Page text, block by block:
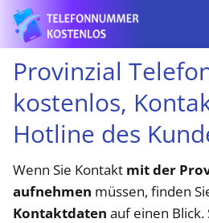
Provinzial
kostenlos,
Hotline des
Wenn Sie Kontakt mit der
aufnehmen müssen, finden
Kontaktdaten auf einen Blick.